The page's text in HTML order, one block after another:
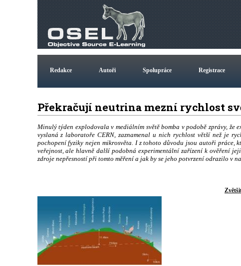
Redakce Autoři Spolupráce Registrace
Překračují neutrina mezní rychlost
Minulý týden explodovala v mediálním světě bomba v podobě zprávy,
vyslaná z laboratoře CERN, zaznamenal u nich rychlost větší než je
pochopení fyziky nejen mikrosvěta. I z tohoto důvodu jsou autoři práce,
veřejnost, ale hlavně další podobná experimentální zařízení k ověření
zdroje nepřesností při tomto měření a jak by se jeho potvrzení odrazilo v